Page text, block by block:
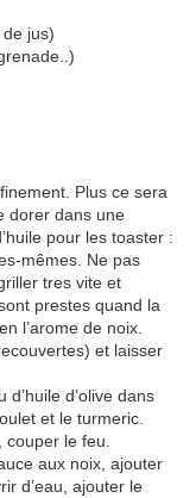
jus)
Plus ce sera
dorer dans une
pour les toaster :
mêmes. Ne pas
tres vite et
prestes quand la
l’arome de noix.
et laisser
d’olive dans
et le turmeric.
le feu.
aux noix, ajouter
d’eau, ajouter le